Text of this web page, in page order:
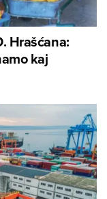
Hrašćana:
kaj